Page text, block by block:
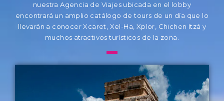
nuestra Agencia de Viajes ubicada en el lobby
encontrará un amplio catálogo de tours de un día que lo
llevarán a conocer Xcaret, Xel-Ha, Xplor, Chichen Itzá y
muchos atractivos turísticos de la zona.